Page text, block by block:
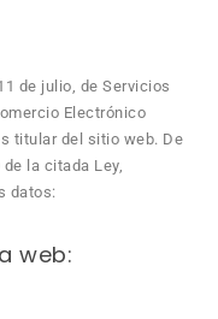
de julio, de Servicios
Electrónico
titular del sitio web. De
la citada Ley,
datos:
web: